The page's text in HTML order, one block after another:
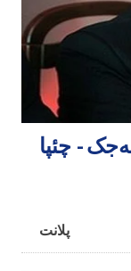
- چئپا
پلانت